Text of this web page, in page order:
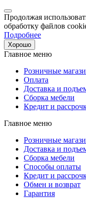
Продолжая
обработку файлов
Подробнее
Хорошо
Главное меню
Розничные
Оплата
Доставка и
Сборка мебели
Кредит и
Главное меню
Розничные
Доставка и
Сборка мебели
Способы оплаты
Кредит и
Обмен и возврат
Гарантия